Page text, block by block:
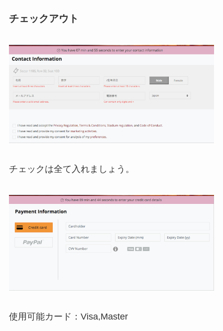
チェックアウト
チェックは全て入れましょう。
使用可能カード：Visa,Master